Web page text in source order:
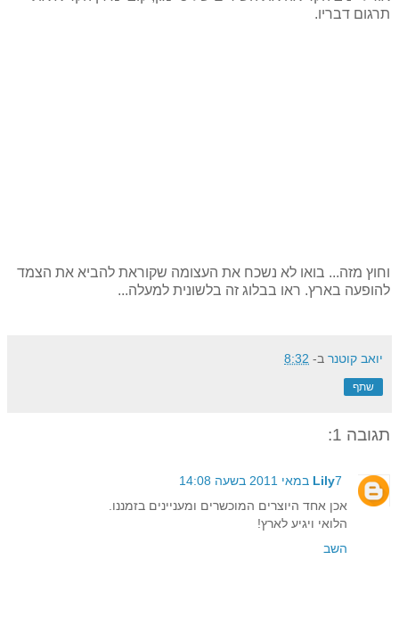
תרגום דבריו.
וחוץ מזה... בואו לא נשכח את העצומה שקוראת להביא את הצמד
להופעה בארץ. ראו בבלוג זה בלשונית למעלה...
יואב קוטנר ב- 8:32
שתף
תגובה 1:
Lily7 במאי 2011 בשעה 14:08
אכן אחד היוצרים המוכשרים ומעניינים בזמננו.
הלואי ויגיע לארץ!
השב